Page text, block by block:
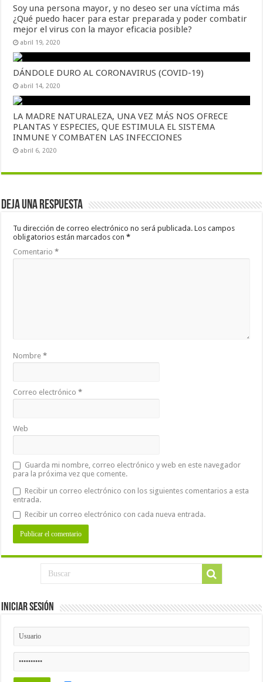
Soy una persona mayor, y no deseo ser una víctima más
¿Qué puedo hacer para estar preparada y poder combatir
mejor el virus con la mayor eficacia posible?
abril 19, 2020
DÁNDOLE DURO AL CORONAVIRUS (COVID-19)
abril 14, 2020
LA MADRE NATURALEZA, UNA VEZ MÁS NOS OFRECE
PLANTAS Y ESPECIES, QUE ESTIMULA EL SISTEMA
INMUNE Y COMBATEN LAS INFECCIONES
abril 6, 2020
Deja una respuesta
Tu dirección de correo electrónico no será publicada. Los campos
obligatorios están marcados con*
Comentario*
Nombre*
Correo electrónico*
Web
Guarda mi nombre, correo electrónico y web en este navegador
para la próxima vez que comente.
Recibir un correo electrónico con los siguientes comentarios a esta
entrada.
Recibir un correo electrónico con cada nueva entrada.
Iniciar Sesión